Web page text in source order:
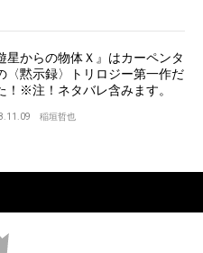
星からの物体Ｘ』はカーペンタ
〈黙示録〉トリロジー第一作だ
！※注！ネタバレ含みます。
稲垣哲也